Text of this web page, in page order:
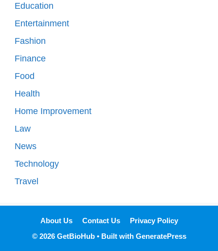
Education
Entertainment
Fashion
Finance
Food
Health
Home Improvement
Law
News
Technology
Travel
About Us Contact Us
Privacy Policy
© 2026 GetBioHub• Built with GeneratePress